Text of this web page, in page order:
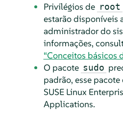
Privilégios de root
estarão disponíveis
administrador do
informações,
“Conceitos básicos
O pacote sudo
padrão, esse
SUSE Linux
Applications.